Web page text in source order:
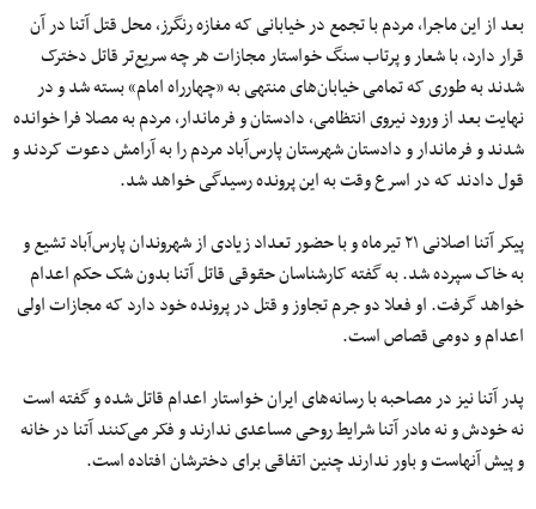
بعد از این ماجرا، مردم با تجمع در خیابانی که مغازه رنگرز، محل قتل آتنا در آن
قرار دارد، با شعار و پرتاب سنگ خواستار مجازات هر چه سریع‌تر قاتل دخترک
شدند به طوری که تمامی خیابان‌های منتهی به «چهارراه امام» بسته شد و در
‌‌نهایت بعد از ورود نیروی انتظامی، دادستان و فرماندار، مردم به مصلا فرا خوانده
شدند و فرماندار و دادستان شهرستان پارس‌آباد مردم را به آرامش دعوت کردند و
قول دادند که در اسرع وقت به این پرونده رسیدگی خواهد شد.
پیکر آتنا اصلانی ۲۱ تیرماه و با حضور تعداد زیادی از شهروندان پارس‌آباد تشیع و
به خاک سپرده شد. به گفته کارشناسان حقوقی قاتل آتنا بدون شک حکم اعدام
خواهد گرفت. او فعلا دو جرم تجاوز و قتل در پرونده خود دارد که مجازات اولی
اعدام و دومی قصاص است.
پدر آتنا نیز در مصاحبه با رسانه‌های ایران خواستار اعدام قاتل شده و گفته است
نه خودش و نه مادر آتنا شرایط روحی مساعدی ندارند و فکر می‌کنند آتنا در خانه
و پیش آنهاست و باور ندارند چنین اتفاقی برای دخترشان افتاده است.